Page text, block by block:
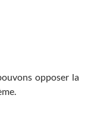
opposer la